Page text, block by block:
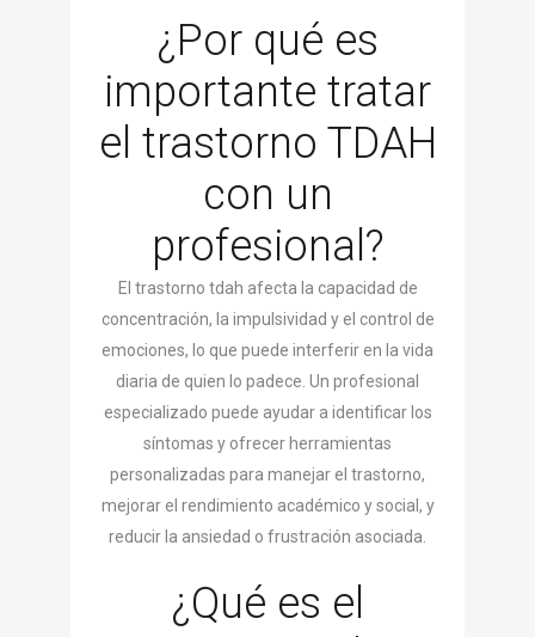
¿Por qué es
importante tratar
el trastorno TDAH
con un
profesional?
El trastorno tdah afecta la capacidad de
concentración, la impulsividad y el control de
emociones, lo que puede interferir en la vida
diaria de quien lo padece. Un profesional
especializado puede ayudar a identificar los
síntomas y ofrecer herramientas
personalizadas para manejar el trastorno,
mejorar el rendimiento académico y social, y
reducir la ansiedad o frustración asociada.
¿Qué es el